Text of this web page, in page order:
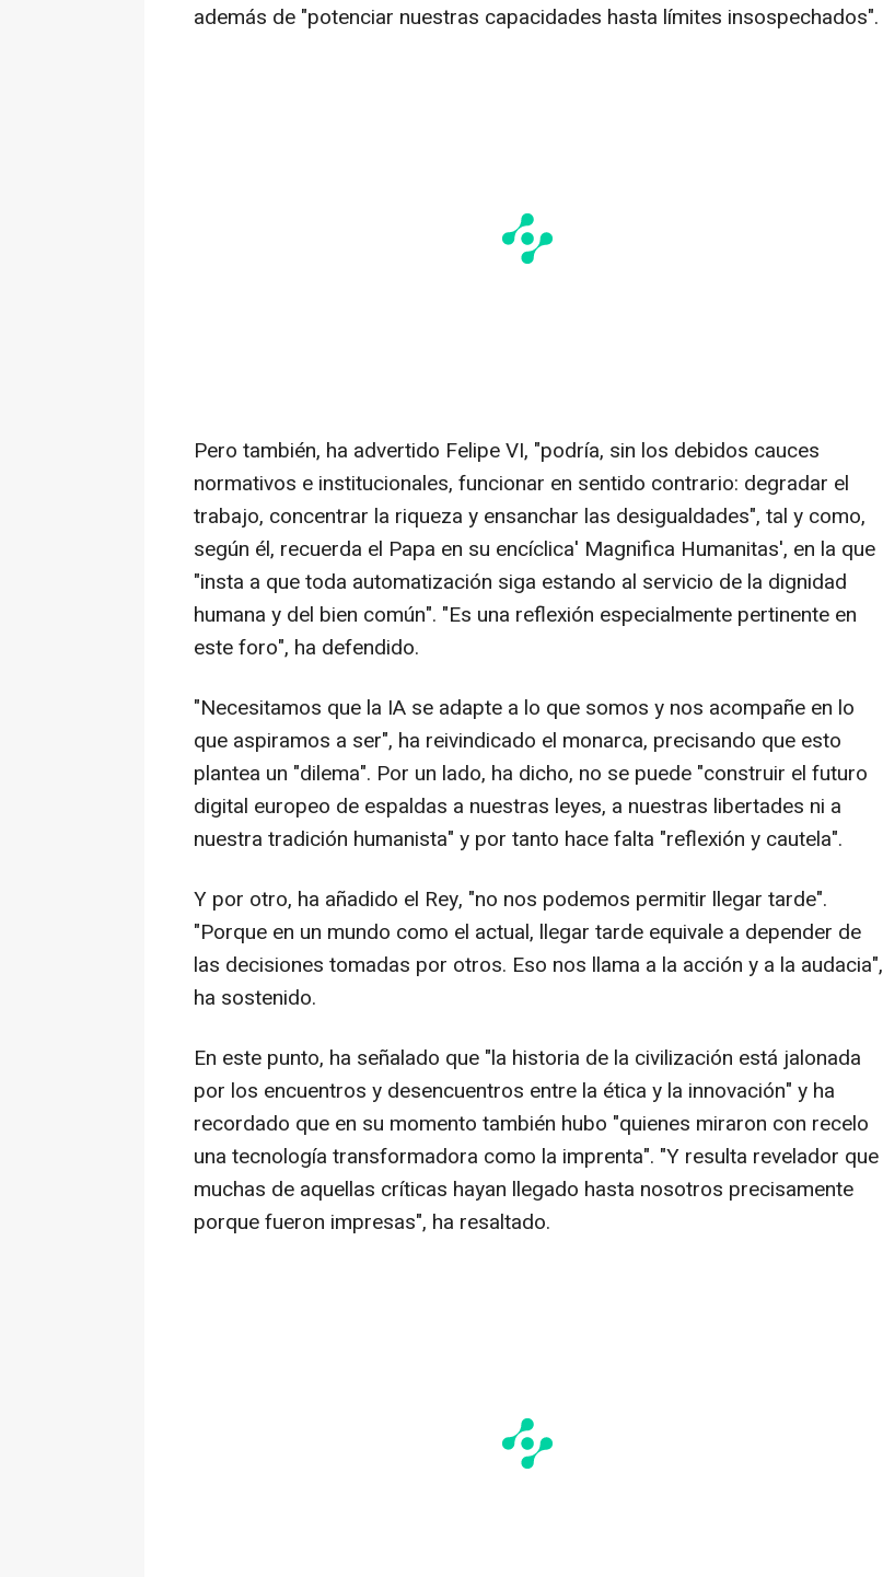
además de "potenciar nuestras capacidades hasta límites insospechados".
Pero también, ha advertido Felipe VI, "podría, sin los debidos cauces
normativos e institucionales, funcionar en sentido contrario: degradar el
trabajo, concentrar la riqueza y ensanchar las desigualdades", tal y como,
según él, recuerda el Papa en su encíclica' Magnifica Humanitas', en la que
"insta a que toda automatización siga estando al servicio de la dignidad
humana y del bien común". "Es una reflexión especialmente pertinente en
este foro", ha defendido.
"Necesitamos que la IA se adapte a lo que somos y nos acompañe en lo
que aspiramos a ser", ha reivindicado el monarca, precisando que esto
plantea un "dilema". Por un lado, ha dicho, no se puede "construir el futuro
digital europeo de espaldas a nuestras leyes, a nuestras libertades ni a
nuestra tradición humanista" y por tanto hace falta "reflexión y cautela".
Y por otro, ha añadido el Rey, "no nos podemos permitir llegar tarde".
"Porque en un mundo como el actual, llegar tarde equivale a depender de
las decisiones tomadas por otros. Eso nos llama a la acción y a la audacia",
ha sostenido.
En este punto, ha señalado que "la historia de la civilización está jalonada
por los encuentros y desencuentros entre la ética y la innovación" y ha
recordado que en su momento también hubo "quienes miraron con recelo
una tecnología transformadora como la imprenta". "Y resulta revelador que
muchas de aquellas críticas hayan llegado hasta nosotros precisamente
porque fueron impresas", ha resaltado.